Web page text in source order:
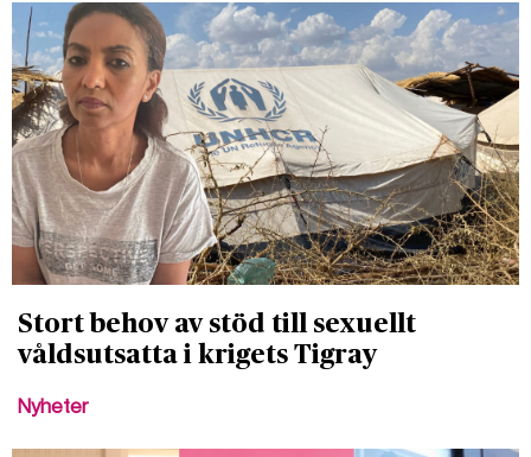
Stort behov av stöd till sexuellt
våldsutsatta i krigets Tigray
Nyheter